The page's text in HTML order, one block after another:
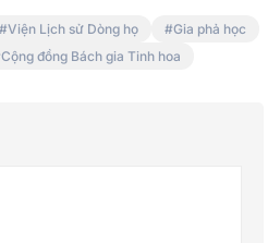
Viện Lịch sử Dòng họ
Gia phả học
Cộng đồng Bách gia Tinh hoa